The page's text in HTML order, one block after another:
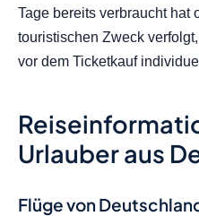
Tage bereits verbraucht hat
touristischen Zweck
vor dem Ticketkauf
Urlauber aus
Flüge von